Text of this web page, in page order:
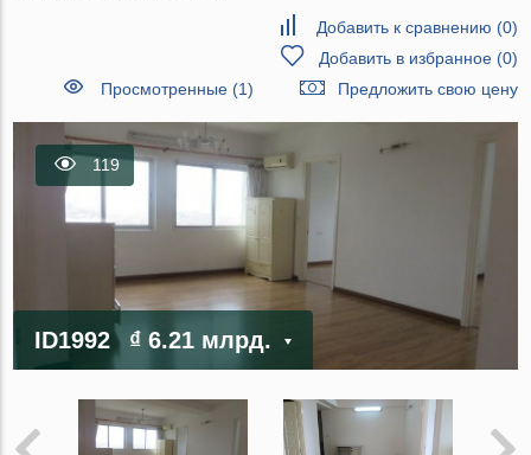
Добавить к сравнению (0)
Добавить в избранное(0)
Просмотренные (1)
Предложить свою цену
119
ID1992 ₫ 6.21 млрд.